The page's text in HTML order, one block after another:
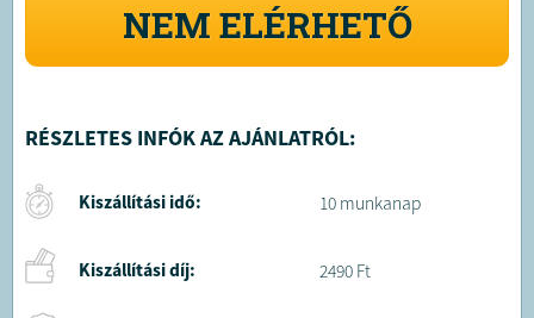
NEM ELÉRHETŐ
RÉSZLETES INFÓK AZ AJÁNLATRÓL:
Kiszállítási idő: 10 munkanap
Kiszállítási díj: 2490 Ft